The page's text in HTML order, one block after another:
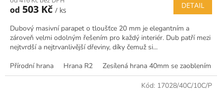
od 503 Kč / ks
DETAIL
Dubový masivní parapet o tloušťce 20 mm je elegantním a
zároveň velmi odolným řešením pro každý interiér. Dub patří mezi
nejtvrdší a nejtrvanlivější dřeviny, díky čemuž si...
Přírodní hrana
Hrana R2 Zesílená hrana 40mm se zaoblením R5
Kód: 17028/40C/10C/P